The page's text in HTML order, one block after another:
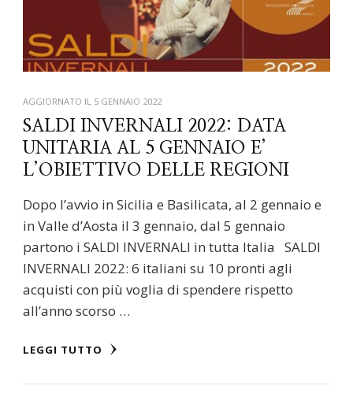
AGGIORNATO IL 5 GENNAIO 2022
SALDI INVERNALI 2022: DATA
UNITARIA AL 5 GENNAIO E’
L’OBIETTIVO DELLE REGIONI
Dopo l’avvio in Sicilia e Basilicata, al 2 gennaio e
in Valle d’Aosta il 3 gennaio, dal 5 gennaio
partono i SALDI INVERNALI in tutta Italia SALDI
INVERNALI 2022: 6 italiani su 10 pronti agli
acquisti con più voglia di spendere rispetto
all’anno scorso …
LEGGI TUTTO